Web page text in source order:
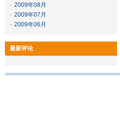
· 2009年08月
· 2009年07月
· 2009年06月
最新评论